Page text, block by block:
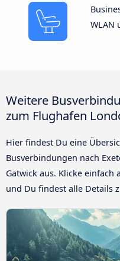
WLAN
Weitere
zum Flughafen
Hier findest Du eine
Busverbindungen nach
Gatwick aus. Klicke
und Du findest alle Details